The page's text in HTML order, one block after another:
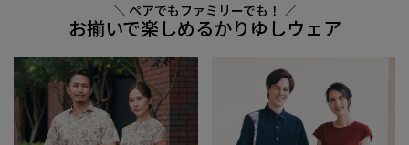
＼ ペアでもファミリーでも！ ／
お揃いで楽しめるかりゆしウェア